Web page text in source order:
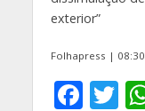
exterior”
Folhapress |
F T